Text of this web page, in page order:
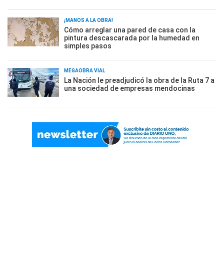
¡MANOS A LA OBRA!
Cómo arreglar una pared de casa con la
pintura descascarada por la humedad en
simples pasos
MEGAOBRA VIAL
La Nación le preadjudicó la obra de la Ruta 7 a
una sociedad de empresas mendocinas